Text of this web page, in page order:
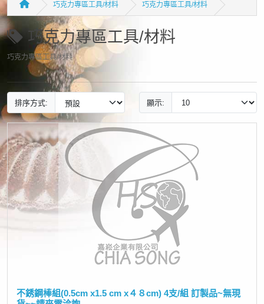
巧克力專區工具/材料 巧克力專區工具/材料
巧克力專區工具/材料
巧克力專區工具/材料
排序方式: 顯示:
不銹鋼棒組(0.5cm x1.5 cm x４８cm) 4支/組 訂製品~無現